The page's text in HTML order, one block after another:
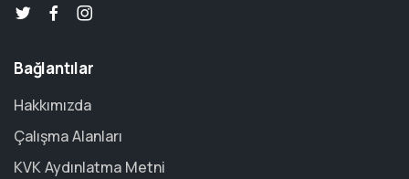
Bağlantılar
Hakkımızda
Çalışma Alanları
KVK Aydınlatma Metni